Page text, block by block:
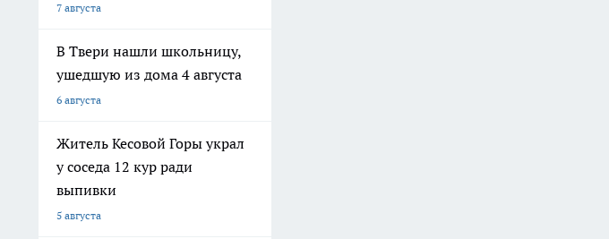
7 августа
В Твери нашли школьницу,
ушедшую из дома 4 августа
6 августа
Житель Кесовой Горы украл
у соседа 12 кур ради
выпивки
5 августа